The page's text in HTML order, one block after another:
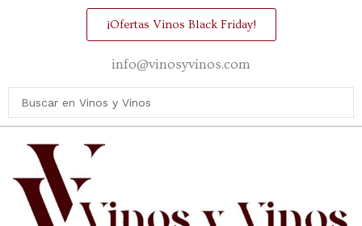
¡Ofertas Vinos Black Friday!
info@vinosyvinos.com